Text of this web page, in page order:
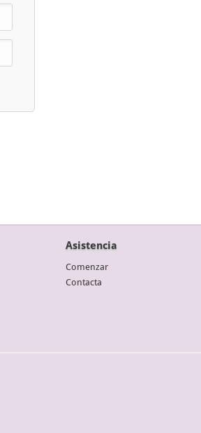
Asistencia
Comenzar
Contacta